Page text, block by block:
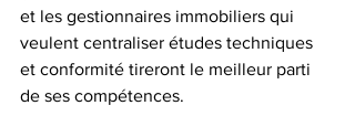
et les gestionnaires immobiliers qui
veulent centraliser études techniques
et conformité tireront le meilleur parti
de ses compétences.